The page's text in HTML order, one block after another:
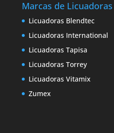
Marcas de Licuadoras
Licuadoras Blendtec
Licuadoras International
Licuadoras Tapisa
Licuadoras Torrey
Licuadoras Vitamix
Zumex
Facebook
Twitter